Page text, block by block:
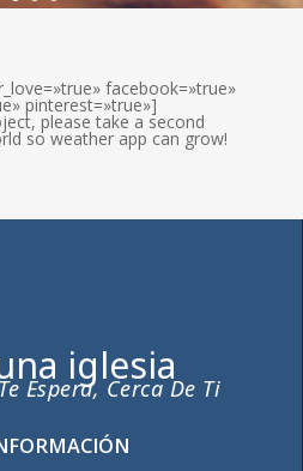
facebook=»true»
pinterest=»true»]
please take a second
so weather app can grow!
iglesia
Espera, Cerca De Ti